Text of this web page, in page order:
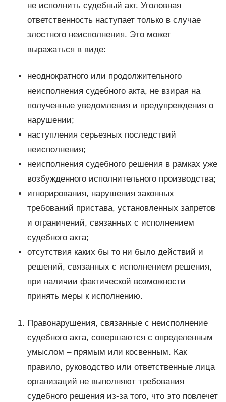
не исполнить судебный акт. Уголовная
ответственность наступает только в случае
злостного неисполнения. Это может
выражаться в виде:
неоднократного или продолжительного
неисполнения судебного акта, не взирая на
полученные уведомления и предупреждения о
нарушении;
наступления серьезных последствий
неисполнения;
неисполнения судебного решения в рамках уже
возбужденного исполнительного производства;
игнорирования, нарушения законных
требований пристава, установленных запретов
и ограничений, связанных с исполнением
судебного акта;
отсутствия каких бы то ни было действий и
решений, связанных с исполнением решения,
при наличии фактической возможности
принять меры к исполнению.
Правонарушения, связанные с неисполнение
судебного акта, совершаются с определенным
умыслом – прямым или косвенным. Как
правило, руководство или ответственные лица
организаций не выполняют требования
судебного решения из-за того, что это повлечет